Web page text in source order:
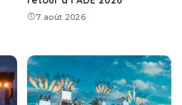
7 août 2026